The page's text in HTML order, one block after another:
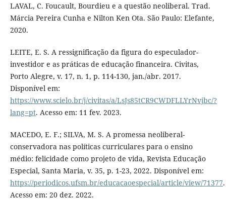
LAVAL, C. Foucault, Bourdieu e a questão neoliberal. Trad.
Márcia Pereira Cunha e Nilton Ken Ota. São Paulo: Elefante,
2020.
LEITE, E. S. A ressignificação da figura do especulador-
investidor e as práticas de educação financeira. Civitas,
Porto Alegre, v. 17, n. 1, p. 114-130, jan./abr. 2017.
Disponível em:
https://www.scielo.br/j/civitas/a/LsJs85tCR9CWDFLLYrNvjbc/?
lang=pt. Acesso em: 11 fev. 2023.
MACEDO, E. F.; SILVA, M. S. A promessa neoliberal-
conservadora nas políticas curriculares para o ensino
médio: felicidade como projeto de vida, Revista Educação
Especial, Santa Maria, v. 35, p. 1-23, 2022. Disponível em:
https://periodicos.ufsm.br/educacaoespecial/article/view/71377.
Acesso em: 20 dez. 2022.